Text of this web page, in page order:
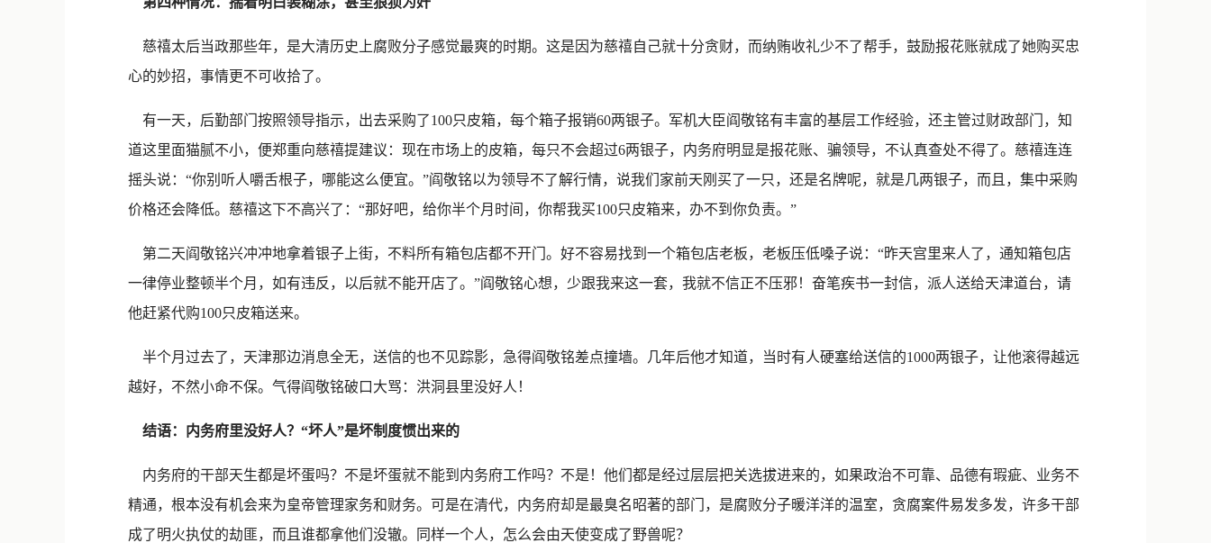
慈禧太后当政那些年，是大清历史上腐败分子感觉最爽的时期。这是因为慈禧自己就十分贪财，而纳贿收礼少不了帮手，鼓励报花账就成了她购买忠
心的妙招，事情更不可收拾了。
有一天，后勤部门按照领导指示，出去采购了100只皮箱，每个箱子报销60两银子。军机大臣阎敬铭有丰富的基层工作经验，还主管过财政部门，知
道这里面猫腻不小，便郑重向慈禧提建议：现在市场上的皮箱，每只不会超过6两银子，内务府明显是报花账、骗领导，不认真查处不得了。慈禧连连
摇头说：“你别听人嚼舌根子，哪能这么便宜。”阎敬铭以为领导不了解行情，说我们家前天刚买了一只，还是名牌呢，就是几两银子，而且，集中采购
价格还会降低。慈禧这下不高兴了：“那好吧，给你半个月时间，你帮我买100只皮箱来，办不到你负责。”
第二天阎敬铭兴冲冲地拿着银子上街，不料所有箱包店都不开门。好不容易找到一个箱包店老板，老板压低嗓子说：“昨天宫里来人了，通知箱包店
一律停业整顿半个月，如有违反，以后就不能开店了。”阎敬铭心想，少跟我来这一套，我就不信正不压邪！奋笔疾书一封信，派人送给天津道台，请
他赶紧代购100只皮箱送来。
半个月过去了，天津那边消息全无，送信的也不见踪影，急得阎敬铭差点撞墙。几年后他才知道，当时有人硬塞给送信的1000两银子，让他滚得越远
越好，不然小命不保。气得阎敬铭破口大骂：洪洞县里没好人！
结语：内务府里没好人？“坏人”是坏制度惯出来的
内务府的干部天生都是坏蛋吗？不是坏蛋就不能到内务府工作吗？不是！他们都是经过层层把关选拔进来的，如果政治不可靠、品德有瑕疵、业务不
精通，根本没有机会来为皇帝管理家务和财务。可是在清代，内务府却是最臭名昭著的部门，是腐败分子暖洋洋的温室，贪腐案件易发多发，许多干部
成了明火执仗的劫匪，而且谁都拿他们没辙。同样一个人，怎么会由天使变成了野兽呢？